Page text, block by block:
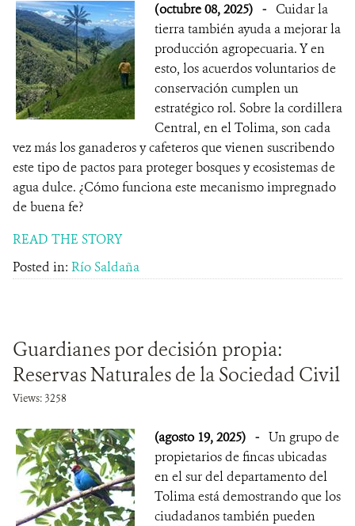
(octubre 08, 2025) - Cuidar la
tierra también ayuda a mejorar la
producción agropecuaria. Y en
esto, los acuerdos voluntarios de
conservación cumplen un
estratégico rol. Sobre la cordillera
Central, en el Tolima, son cada
vez más los ganaderos y cafeteros que vienen suscribendo
este tipo de pactos para proteger bosques y ecosistemas de
agua dulce. ¿Cómo funciona este mecanismo impregnado
de buena fe?
READ THE STORY
Posted in: Río Saldaña
Guardianes por decisión propia:
Reservas Naturales de la Sociedad Civil
Views: 3258
(agosto 19, 2025) - Un grupo de
propietarios de fincas ubicadas
en el sur del departamento del
Tolima está demostrando que los
ciudadanos también pueden